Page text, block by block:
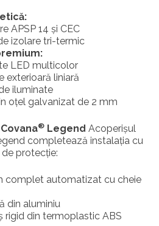
APSP 14 și CEC
izolare tri-termic
LED multicolor
exterioară liniară
iluminate
oțel galvanizat de 2 mm
® Legend Acoperișul
completează instalația cu
protecție:
complet automatizat cu cheie
din aluminiu
rigid din termoplastic ABS